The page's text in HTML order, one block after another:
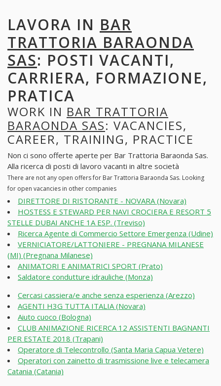
LAVORA IN BAR
TRATTORIA BARAONDA
SAS: POSTI VACANTI,
CARRIERA, FORMAZIONE,
PRATICA
WORK IN BAR TRATTORIA
BARAONDA SAS: VACANCIES,
CAREER, TRAINING, PRACTICE
Non ci sono offerte aperte per Bar Trattoria Baraonda Sas.
Alla ricerca di posti di lavoro vacanti in altre società
There are not any open offers for Bar Trattoria Baraonda Sas. Looking
for open vacancies in other companies
DIRETTORE DI RISTORANTE - NOVARA (Novara)
HOSTESS E STEWARD PER NAVI CROCIERA E RESORT 5
STELLE DUBAI ANCHE 1A ESP. (Treviso)
Ricerca Agente di Commercio Settore Emergenza (Udine)
VERNICIATORE/LATTONIERE - PREGNANA MILANESE
(MI) (Pregnana Milanese)
ANIMATORI E ANIMATRICI SPORT (Prato)
Saldatore condutture idrauliche (Monza)
Cercasi cassiera/e anche senza esperienza (Arezzo)
AGENTI H3G TUTTA ITALIA (Novara)
Aiuto cuoco (Bologna)
CLUB ANIMAZIONE RICERCA 12 ASSISTENTI BAGNANTI
PER ESTATE 2018 (Trapani)
Operatore di Telecontrollo (Santa Maria Capua Vetere)
Operatori con zainetto di trasmissione live e telecamera
Catania (Catania)